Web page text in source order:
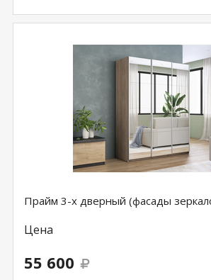
Прайм 3-х дверный (фасады
Цена
55 600